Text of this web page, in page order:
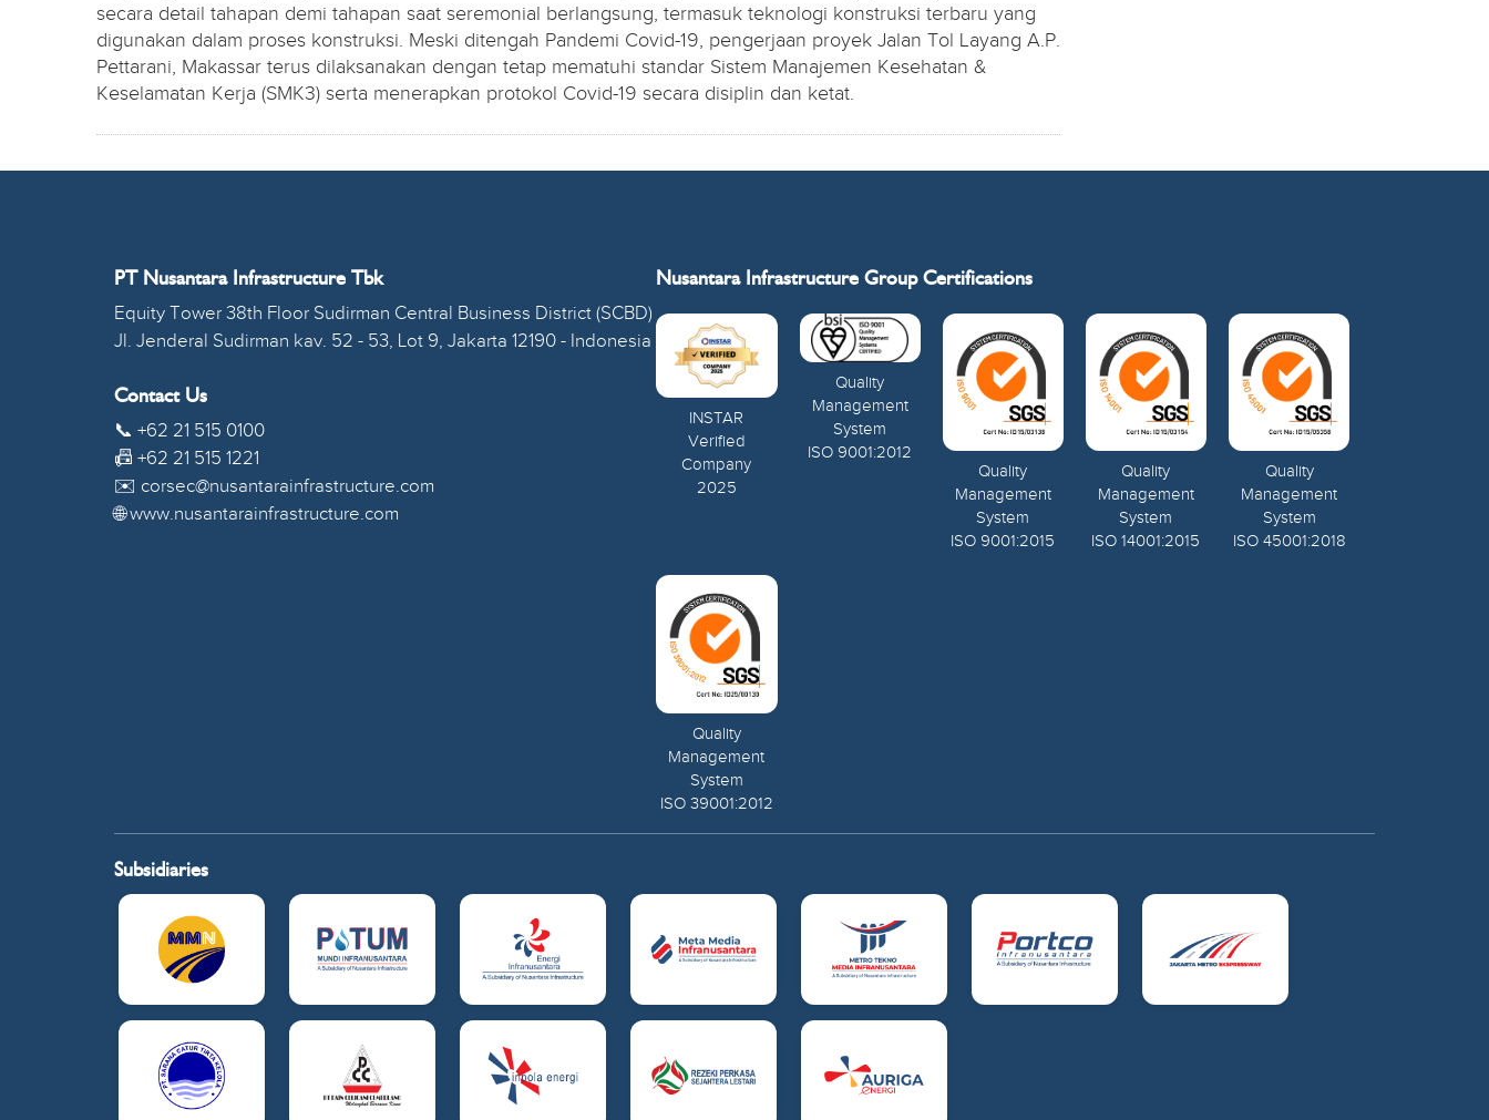
secara detail tahapan demi tahapan saat seremonial berlangsung, termasuk teknologi konstruksi terbaru yang
digunakan dalam proses konstruksi. Meski ditengah Pandemi Covid-19, pengerjaan proyek Jalan Tol Layang A.P.
Pettarani, Makassar terus dilaksanakan dengan tetap mematuhi standar Sistem Manajemen Kesehatan &
Keselamatan Kerja (SMK3) serta menerapkan protokol Covid-19 secara disiplin dan ketat.
PT Nusantara Infrastructure Tbk
Equity Tower 38th Floor Sudirman Central Business District (SCBD)
Jl. Jenderal Sudirman kav. 52 - 53, Lot 9, Jakarta 12190 - Indonesia
Contact Us
📞 +62 21 515 0100
📠 +62 21 515 1221
✉️ corsec@nusantarainfrastructure.com
🌐 www.nusantarainfrastructure.com
Nusantara Infrastructure Group Certifications
INSTAR
Verified
Company
2025
Quality
Management
System
ISO 9001:2012
Quality
Management
System
ISO 9001:2015
Quality
Management
System
ISO 14001:2015
Quality
Management
System
ISO 45001:2018
Quality
Management
System
ISO 39001:2012
Subsidiaries